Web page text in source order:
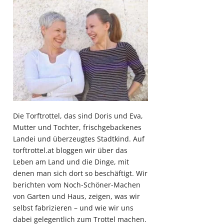
Die Torftrottel, das sind Doris und Eva,
Mutter und Tochter, frischgebackenes
Landei und überzeugtes Stadtkind. Auf
torftrottel.at bloggen wir über das
Leben am Land und die Dinge, mit
denen man sich dort so beschäftigt. Wir
berichten vom Noch-Schöner-Machen
von Garten und Haus, zeigen, was wir
selbst fabrizieren – und wie wir uns
dabei gelegentlich zum Trottel machen.